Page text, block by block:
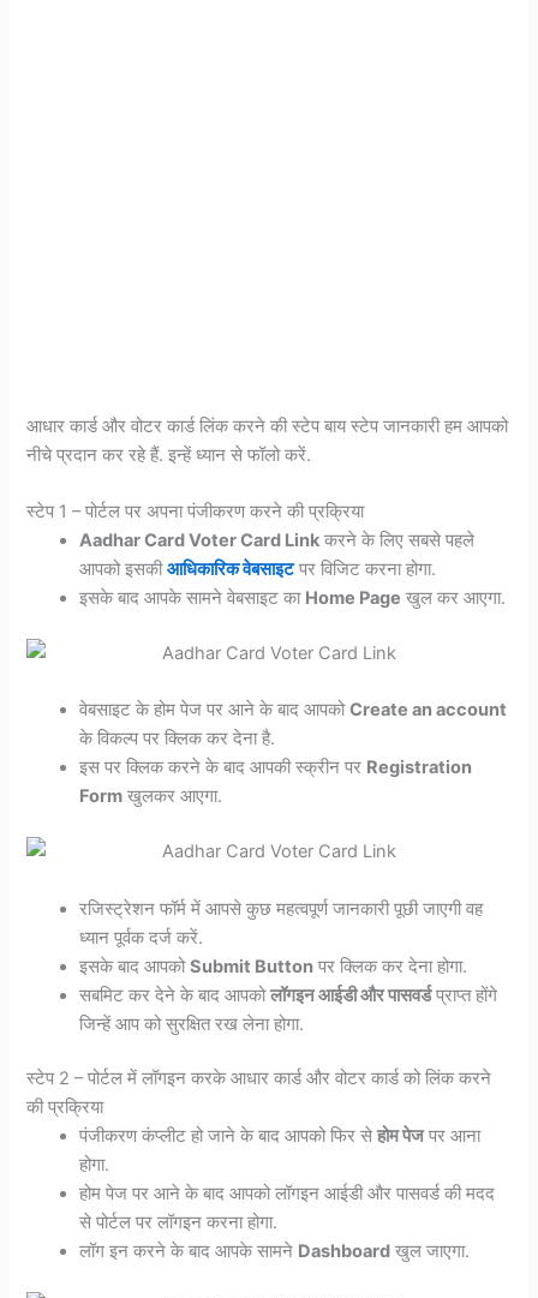
आधार कार्ड और वोटर कार्ड लिंक करने की स्टेप बाय स्टेप जानकारी हम आपको
नीचे प्रदान कर रहे हैं. इन्हें ध्यान से फॉलो करें.
स्टेप 1 – पोर्टल पर अपना पंजीकरण करने की प्रक्रिया
Aadhar Card Voter Card Link करने के लिए सबसे पहले
आपको इसकीआधिकारिक वेबसाइटपर विजिट करना होगा.
इसके बाद आपके सामने वेबसाइट का Home Page खुल कर आएगा.
वेबसाइट के होम पेज पर आने के बाद आपकोCreate an account
के विकल्प पर क्लिक कर देना है.
इस पर क्लिक करने के बाद आपकी स्क्रीन पर Registration
Form खुलकर आएगा.
रजिस्ट्रेशन फॉर्म में आपसे कुछ महत्वपूर्ण जानकारी पूछी जाएगी वह
ध्यान पूर्वक दर्ज करें.
इसके बाद आपकोSubmit Button पर क्लिक कर देना होगा.
सबमिट कर देने के बाद आपकोलॉगइन आईडी और पासवर्डप्राप्त होंगे
जिन्हें आप को सुरक्षित रख लेना होगा.
स्टेप 2 – पोर्टल में लॉगइन करके आधार कार्ड और वोटर कार्ड को लिंक करने
की प्रक्रिया
पंजीकरण कंप्लीट हो जाने के बाद आपको फिर सेहोम पेजपर आना
होगा.
होम पेज पर आने के बाद आपको लॉगइन आईडी और पासवर्ड की मदद
से पोर्टल पर लॉगइन करना होगा.
लॉग इन करने के बाद आपके सामने Dashboard खुल जाएगा.